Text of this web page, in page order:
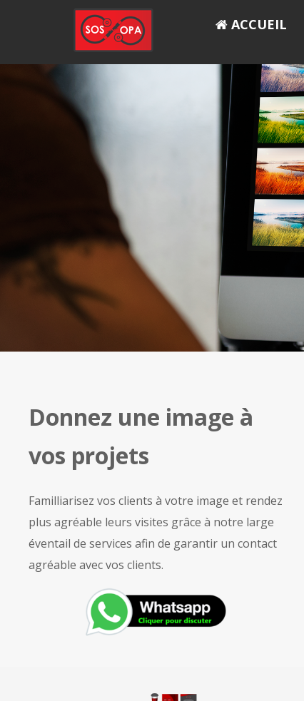
ACCUEIL
Donnez une image à
vos projets
Familliarisez vos clients à votre image et rendez
plus agréable leurs visites grâce à notre large
éventail de services afin de garantir un contact
agréable avec vos clients.